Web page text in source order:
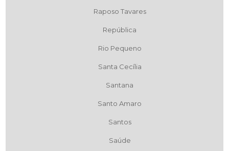
Raposo Tavares
República
Rio Pequeno
Santa Cecília
Santana
Santo Amaro
Santos
Saúde